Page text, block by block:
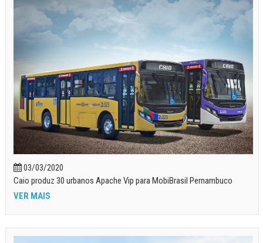
03/03/2020
Caio produz 30 urbanos Apache Vip para MobiBrasil Pernambuco
VER MAIS